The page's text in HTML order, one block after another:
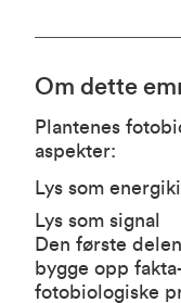
Om dette
Plantenes
aspekter:
Lys som
Lys som signal
Den første
bygge opp
fotobiologiske